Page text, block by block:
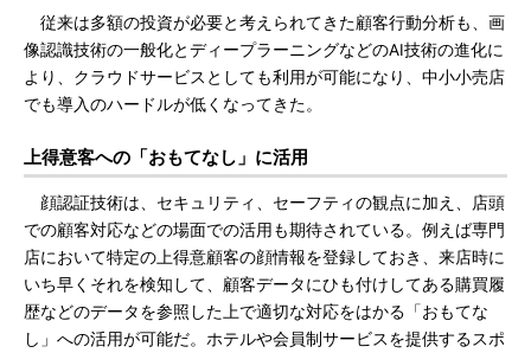
従来は多額の投資が必要と考えられてきた顧客行動分析も、画
像認識技術の一般化とディープラーニングなどのAI技術の進化に
より、クラウドサービスとしても利用が可能になり、中小小売店
でも導入のハードルが低くなってきた。
上得意客への「おもてなし」に活用
顔認証技術は、セキュリティ、セーフティの観点に加え、店頭
での顧客対応などの場面での活用も期待されている。例えば専門
店において特定の上得意顧客の顔情報を登録しておき、来店時に
いち早くそれを検知して、顧客データにひも付けしてある購買履
歴などのデータを参照した上で適切な対応をはかる「おもてな
し」への活用が可能だ。ホテルや会員制サービスを提供するスポ